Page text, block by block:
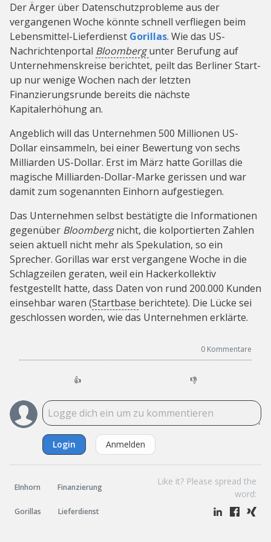
Der Ärger über Datenschutzprobleme aus der
vergangenen Woche könnte schnell verfliegen beim
Lebensmittel-Lieferdienst Gorillas. Wie das US-
Nachrichtenportal Bloombergunter Berufung auf
Unternehmenskreise berichtet, peilt das Berliner Start-
up nur wenige Wochen nach der letzten
Finanzierungsrunde bereits die nächste
Kapitalerhöhung an.
Angeblich will das Unternehmen 500 Millionen US-
Dollar einsammeln, bei einer Bewertung von sechs
Milliarden US-Dollar. Erst im März hatte Gorillas die
magische Milliarden-Dollar-Marke gerissen und war
damit zum sogenannten Einhorn aufgestiegen.
Das Unternehmen selbst bestätigte die Informationen
gegenüber Bloombergnicht, die kolportierten Zahlen
seien aktuell nicht mehr als Spekulation, so ein
Sprecher. Gorillas war erst vergangene Woche in die
Schlagzeilen geraten, weil ein Hackerkollektiv
festgestellt hatte, dass Daten von rund 200.000 Kunden
einsehbar waren (Startbase berichtete). Die Lücke sei
geschlossen worden, wie das Unternehmen erklärte.
0 Kommentare
👍 👎
Login Anmelden
EInhorn Finanzierung
Gorillas Lieferdienst
Like it? Please spread the
word: